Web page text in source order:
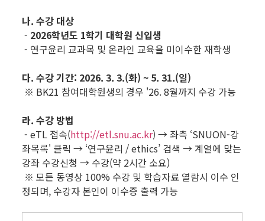
나. 수강 대상
- 2026학년도 1학기 대학원 신입생
- 연구윤리 교과목 및 온라인 교육을 미이수한 재학생
다. 수강 기간: 2026. 3. 3.(화) ~ 5. 31.(일)
※ BK21 참여대학원생의 경우 '26. 8월까지 수강 가능
라. 수강 방법
- eTL 접속(http://etl.snu.ac.kr) → 좌측 ‘SNUON-강
좌목록' 클릭 → ‘연구윤리 / ethics’ 검색 → 계열에 맞는
강좌 수강신청 → 수강(약 2시간 소요)
※ 모든 동영상 100% 수강 및 학습자료 열람시 이수 인
정되며, 수강자 본인이 이수증 출력 가능